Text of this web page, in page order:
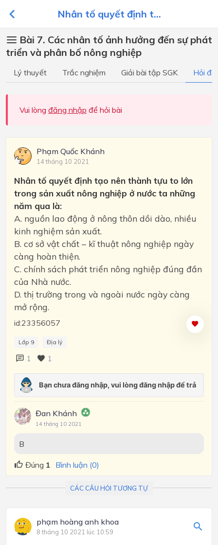
Nhân tố quyết định t...
Bài 7. Các nhân tố ảnh hưởng đến sự phát
triển và phân bố nông nghiệp
Lý thuyết Trắc nghiệm Giải bài tập SGK Hỏi
Vui lòng đăng nhập để hỏi bài
Phạm Quốc Khánh
14 tháng 10 2021
Nhân tố quyết định tạo nên thành tựu to lớn
trong sản xuất nông nghiệp ở nước ta những
năm qua là:
A. nguồn lao động ở nông thôn dồi dào, nhiều
kinh nghiệm sản xuất.
B. cơ sở vật chất – kĩ thuật nông nghiệp ngày
càng hoàn thiện.
C. chính sách phát triển nông nghiệp đúng đắn
của Nhà nước.
D. thị trường trong và ngoài nước ngày càng
mở rộng.
id:23356057
Lớp 9 Địa lý
1 1
Đan Khánh
14 tháng 10 2021
B
Đúng 1 Bình luận (0)
CÁC CÂU HỎI TƯƠNG TỰ
phạm hoàng anh khoa
8 tháng 10 2021 lúc 10:59